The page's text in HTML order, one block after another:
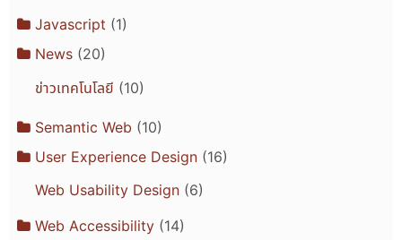
Javascript (1)
News(20)
ข่าวเทคโนโลยี (10)
Semantic Web (10)
User Experience Design(16)
Web Usability Design(6)
Web Accessibility(14)